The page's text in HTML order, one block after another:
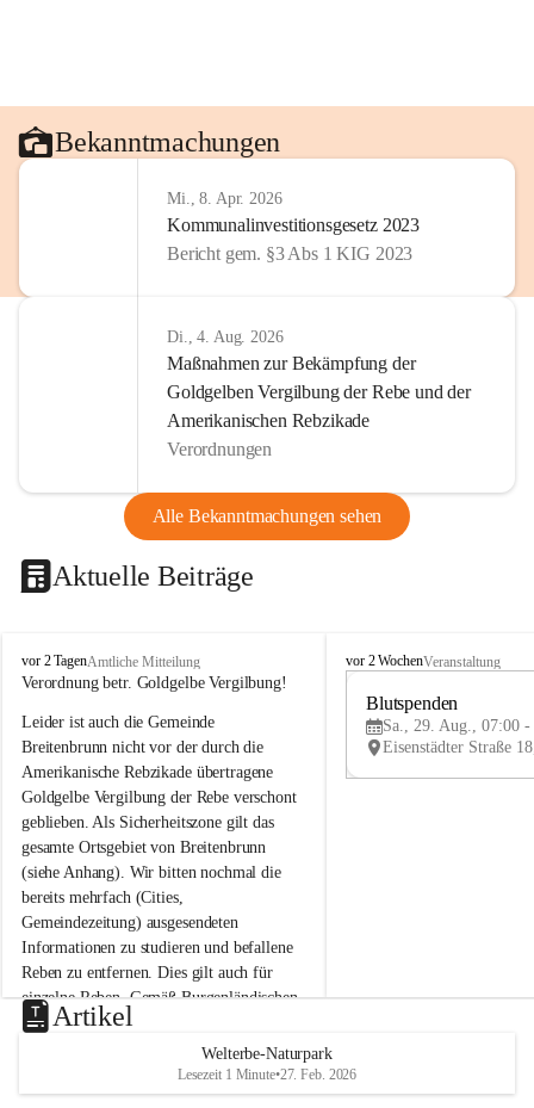
Bekanntmachungen
Mi., 8. Apr. 2026
Kommunalinvestitionsgesetz 2023
Bericht gem. §3 Abs 1 KIG 2023
Di., 4. Aug. 2026
Maßnahmen zur Bekämpfung der
Goldgelben Vergilbung der Rebe und der
Amerikanischen Rebzikade
Verordnungen
Alle Bekanntmachungen sehen
Aktuelle Beiträge
B
r
i
t
e
n
b
r
u
n
n
a
m
N
e
u
s
d
vor 2 TagenAmtliche Mitteilung
Verordnung betr. Goldgelbe Vergilbung!
Leider ist auch die Gemeinde
Breitenbrunn nicht vor der durch die
Amerikanische Rebzikade übertragene
Goldgelbe Vergilbung der Rebe verschont
geblieben. Als Sicherheitszone gilt das
gesamte Ortsgebiet von Breitenbrunn
(siehe Anhang). Wir bitten nochmal die
bereits mehrfach (Cities,
Gemeindezeitung) ausgesendeten
Informationen zu studieren und befallene
Reben zu entfernen. Dies gilt auch für
einzelne Reben. Gemäß Burgenländischen
Weinbaugesetz sind nicht gepflegte oder
unzulässige Weingärten zu roden! Bitte
helfen wir zusammen um unsere Winzer
vor den prognostizierten Ernteausfällen
B
e
u
e
d
vor 2 WochenVeranstaltung
Blutspenden
Sa., 29. Aug., 07:00 -
Artikel
Welterbe-Naturpark
Lesezeit 1 Minute•27. Feb. 2026